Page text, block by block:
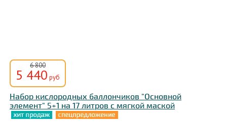
6 800
5 440 руб
Набор кислородных баллончиков "Основной
элемент" 5+1 на 17 литров с мягкой маской